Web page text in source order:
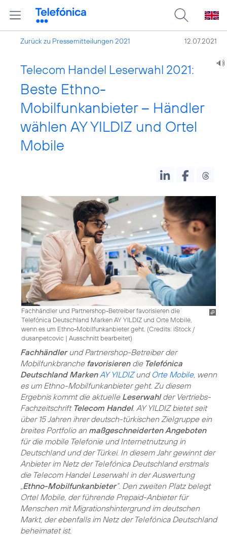
Zurück zu Pressemitteilungen 2021 12.07.2021
Telecom Handel Leserwahl 2021:
Beste Ethno-
Mobilfunkanbieter – Händler
wählen AY YILDIZ und Ortel
Mobile
Fachhändler und Partnershop-Betreiber favorisieren die
Telefónica Deutschland Marken AY YILDIZ und Orte Mobile,
wenn es um Ethno-Mobilfunkanbieter geht. (Credits: iStock /
dusanpetcovic | Ausschnitt bearbeitet)
Fachhändlerund Partnershop-Betreiber der
Mobilfunkbranche favorisierendieTelefónica
Deutschland Marken AY YILDIZund Orte Mobile, wenn
es um Ethno-Mobilfunkanbieter geht. Zu diesem
Ergebnis kommt die aktuelle Leserwahlder Vertriebs-
Fachzeitschrift Telecom Handel. AY YILDIZ bietet seit
über 15 Jahren ihrer deutsch-türkischen Zielgruppe ein
breites Portfolio an maßgeschneiderten Angeboten
für die mobile Telefonie und Internetnutzung in
Deutschland und der Türkei. In diesem Jahr gewinnt der
Anbieter im Netz der Telefónica Deutschland erstmals
die Telecom Handel Leserwahl in der Auswertung
Ethno-Mobilfunkanbieter“. Den zweiten Platz belegt
Ortel Mobile, der führende Prepaid-Anbieter für
Menschen mit Migrationshintergrund im deutschen
Markt, der ebenfalls im Netz der Telefónica Deutschland
beheimatet ist.